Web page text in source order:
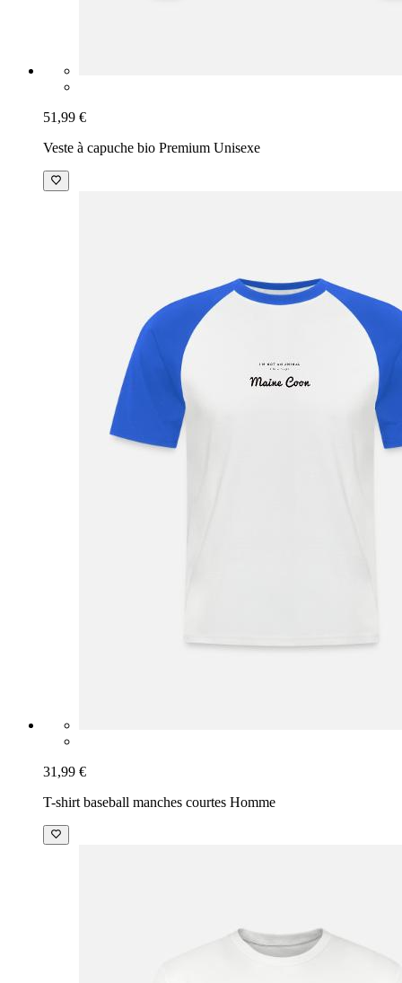
51,99 €
Veste à capuche bio Premium Unisexe
31,99 €
T-shirt baseball manches courtes Homme